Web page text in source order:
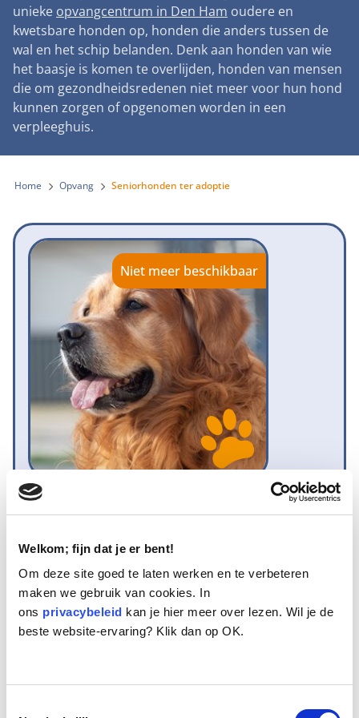
Welkom; fijn dat je er bent!
Om deze site goed te laten werken en te verbeteren
maken we gebruik van cookies. In
ons privacybeleid kan je hier meer over lezen. Wil je de
beste website-ervaring? Klik dan op OK.
Landelijke registratie bijtincidenten
Verantwoord fokbeleid
Landelijk vuurwerkverbod
Verplichte pre-aanschaf cursus
Gemeentelijk meldpunt bijtincidenten
Bescherming tegen grasaren
Lezingen
Symposium Gemeentelijk Dierenbeleid
Teken onze petitie
Steun als bedrijf
Adopteer een seniorhond
Sponsor een seniorhond
Steun als vrijwilliger
Honden voor Honden Loop
Vraag een donatiebox aan
Wat wij doen
Onze organisatie
Samenwerking
Jaarverslag
Vacatures
Donateursmagazine Hond
Onze successen voor honden
Contactgegevens
Pers
Nieuws
Nieuwsbrief
Incassodata
Zoeken
unieke opvangcentrum in Den Ham oudere en
kwetsbare honden op, honden die anders tussen de
wal en het schip belanden. Denk aan honden van wie
het baasje is komen te overlijden, honden van mensen
die om gezondheidsredenen niet meer voor hun hond
kunnen zorgen of opgenomen worden in een
verpleeghuis.
Home Opvang Seniorhonden ter adoptie
Niet meer beschikbaar
Naam:
Leeftijd: 11
Geslacht: Reu
Reden opvang: Gezondheid eigenaar
Hoeveel dagen te gast geweest:
Idefix’ leven startte ruim elf jaar geleden. Hij kwam terecht in een